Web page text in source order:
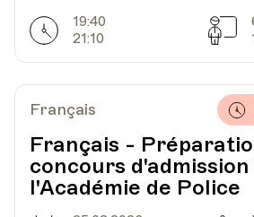
Date
30.10.2023
Lieu1005, Lausanne
Av. de Cour 33
Date06.11.2023
Horarires
19:40
21:10
Français
Français -
concours d'admission
l'Académie de Police